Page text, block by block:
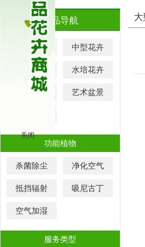
关闭
产品导航
大型花卉 中型花卉
小型花卉 水培花卉
元宵花卉 艺术盆景
功能植物
杀菌除尘 净化空气
抵挡辐射 吸尼古丁
空气加湿
服务类型